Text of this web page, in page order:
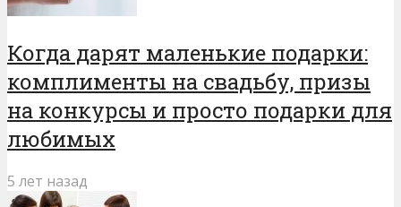
Когда дарят маленькие подарки:
комплименты на свадьбу, призы
на конкурсы и просто подарки для
любимых
5 лет назад